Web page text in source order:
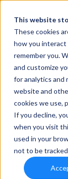
This website
These cookies
how you
remember you.
and customize
for analytics and
website and
cookies we use,
If you decline,
when you visit
used in your
not to be
La